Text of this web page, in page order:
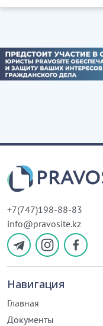
+7(747)198-88-83
info@pravosite.kz
Навигация
Главная
Документы